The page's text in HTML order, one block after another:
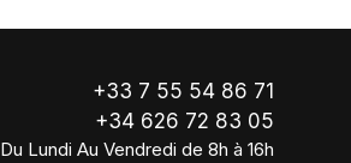
+33 7 55 54 86 71
+34 626 72 83 05
Du Lundi Au Vendredi de 8h à 16h